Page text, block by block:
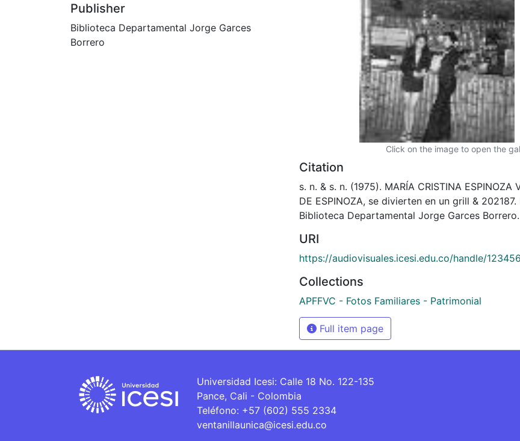
Publisher
Biblioteca Departamental Jorge Garces
Borrero
Click on the image to open the
Citation
s. n. & s. n. (1975). MARÍA CRISTINA ESPINOZA
DE ESPINOZA, se divierten en un grill & 202187.
Biblioteca Departamental Jorge Garces Borrero.
URI
https://audiovisuales.icesi.edu.co/handle/
Collections
APFFVC - Fotos Familiares - Patrimonial
Full item page
Universidad Icesi: Calle 18 No. 122-135
Pance, Cali - Colombia
Teléfono: +57 (602) 555 2334
ventanillaunica@icesi.edu.co